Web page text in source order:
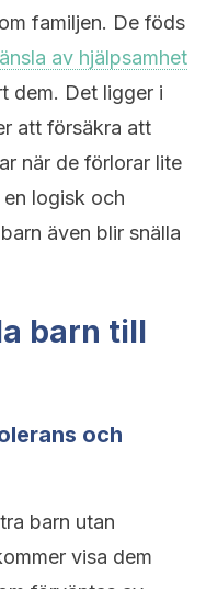
familjen. De föds
av hjälpsamhet
dem. Det ligger i
att försäkra att
när de förlorar lite
logisk och
även blir snälla
barn till
och
barn utan
visa dem